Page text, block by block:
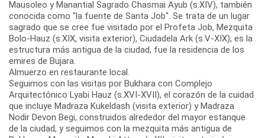
Mausoleo y Manantial Sagrado Chasmai Ayub (s.XIV), también
conocida como "la fuente de Santa Job". Se trata de un lugar
sagrado que se cree fue visitado por el Profeta Job, Mezquita
Bolo-Hauz (s.XIX, visita exterior), Ciudadela Ark (s.V-XIX), es la
estructura más antigua de la ciudad, fue la residencia de los
emires de Bujara.
Almuerzo en restaurante local.
Seguimos con las visitas por Bukhara con Complejo
Arquitectónico Lyabi Hauz (s.XVI-XVII), el corazón de la cuidad
que incluye Madraza Kukeldash (visita exterior) y Madraza
Nodir Devon Begi, construidos alrededor del mayor estanque
de la ciudad, y seguimos con la mezquita más antigua de